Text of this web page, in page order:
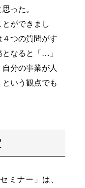
った。
とができまし
つの質問がす
なると「…」
分の事業が人
いう観点でも
ミナー」は、